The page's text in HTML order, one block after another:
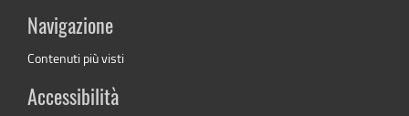
Navigazione
Contenuti più visti
Accessibilità